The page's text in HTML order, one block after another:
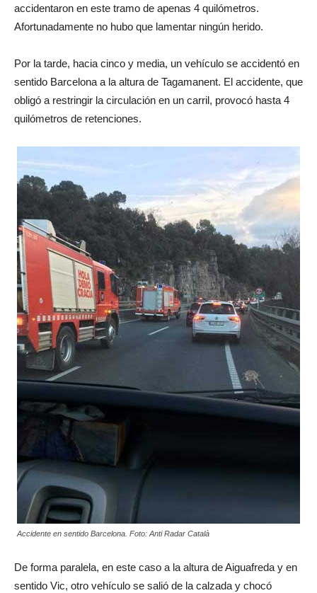
accidentaron en este tramo de apenas 4 quilómetros.
Afortunadamente no hubo que lamentar ningún herido.
Por la tarde, hacia cinco y media, un vehículo se accidentó en
sentido Barcelona a la altura de Tagamanent. El accidente, que
obligó a restringir la circulación en un carril, provocó hasta 4
quilómetros de retenciones.
Accidente en sentido Barcelona. Foto: Anti Radar Català
De forma paralela, en este caso a la altura de Aiguafreda y en
sentido Vic, otro vehículo se salió de la calzada y chocó